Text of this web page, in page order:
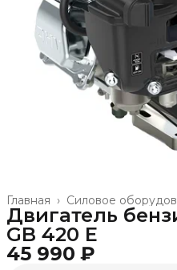
Силовое
Главная ›
Двигатель
GB 420 Е
45 990 ₽